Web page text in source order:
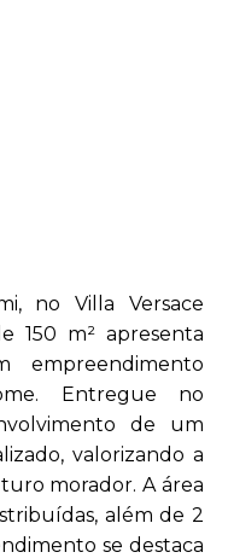
no Villa Versace
150 m² apresenta
empreendimento
Entregue no
de um
valorizando a
morador. A área
além de 2
se destaca